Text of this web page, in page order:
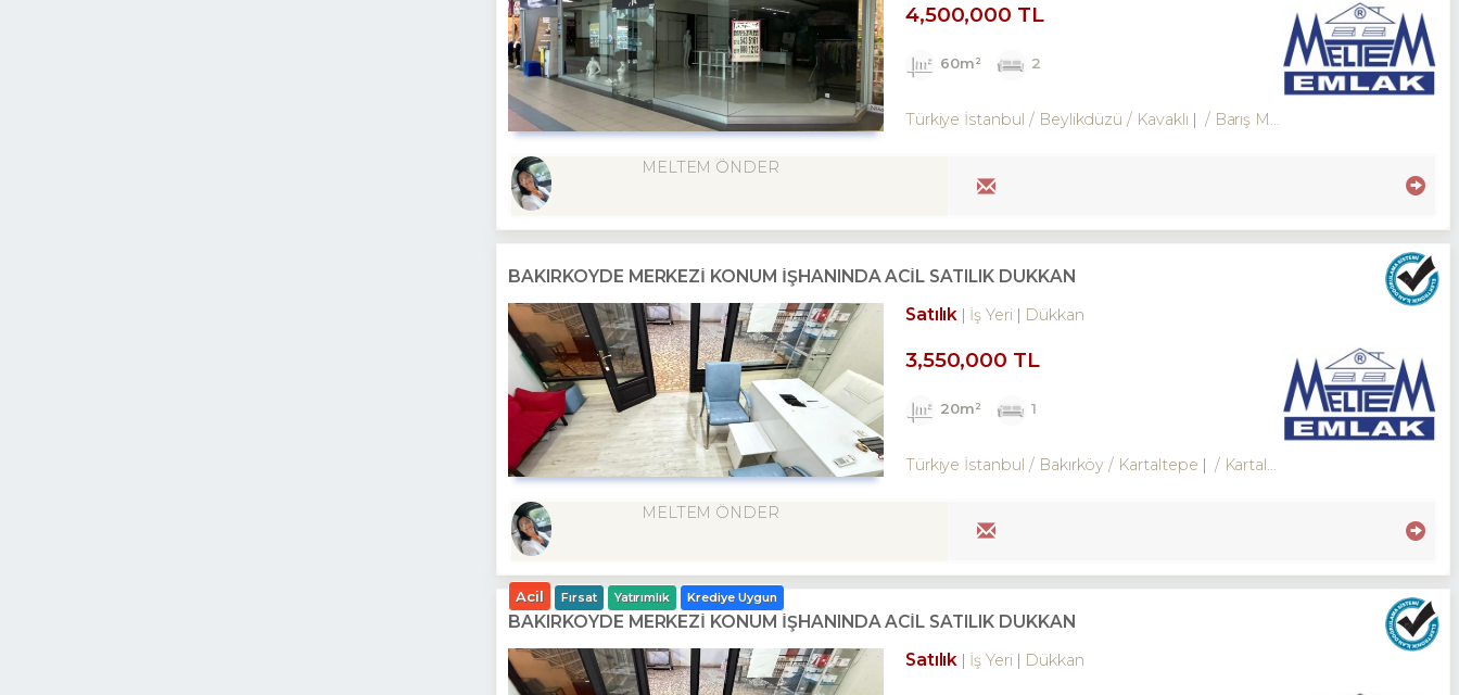
4,500,000 TL
60m² 2
Türkiye İstanbul / Beylikdüzü / Kavaklı / Barış Mah.
MELTEM ÖNDER
BAKIRKÖYDE MERKEZİ KONUM İŞHANINDA ACİL SATILIK DÜKKAN
Satılık
İş Yeri Dükkan
3,550,000 TL
20m² 1
Türkiye İstanbul / Bakırköy / Kartaltepe / Kartaltepe Mah.
MELTEM ÖNDER
Acil Fırsat Yatırımlık Krediye Uygun
BAKIRKÖYDE MERKEZİ KONUM İŞHANINDA ACİL SATILIK DÜKKAN
Satılık
İş Yeri Dükkan